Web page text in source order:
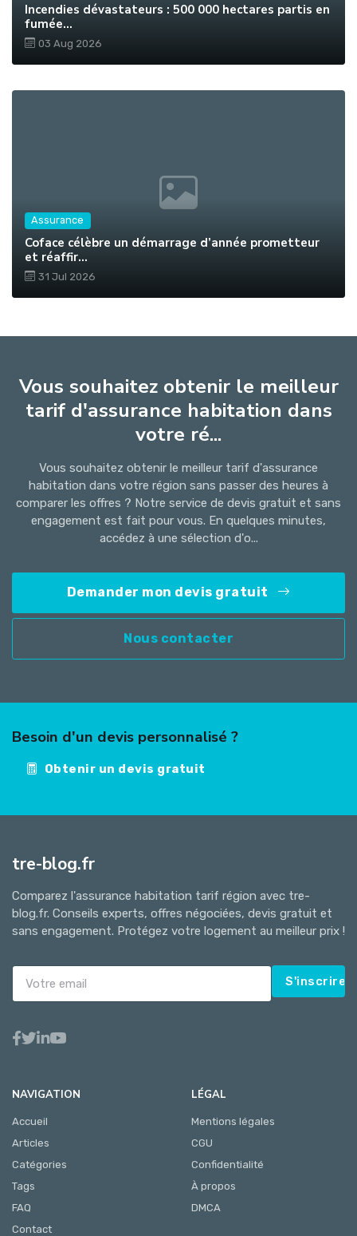
Incendies dévastateurs : 500 000 hectares partis en
fumée...
03 Aug 2026
Assurance
Coface célèbre un démarrage d’année prometteur
et réaffir...
31 Jul 2026
Vous souhaitez obtenir le meilleur
tarif d'assurance habitation dans
votre ré...
Vous souhaitez obtenir le meilleur tarif d'assurance
habitation dans votre région sans passer des heures à
comparer les offres ? Notre service de devis gratuit et sans
engagement est fait pour vous. En quelques minutes,
accédez à une sélection d'o...
Demander mon devis gratuit
Nous contacter
Besoin d'un devis personnalisé ?
Obtenir un devis gratuit
tre-blog.fr
Comparez l'assurance habitation tarif région avec tre-
blog.fr. Conseils experts, offres négociées, devis gratuit et
sans engagement. Protégez votre logement au meilleur prix !
S'inscrire
NAVIGATION
Accueil
Articles
Catégories
Tags
FAQ
Contact
LÉGAL
Mentions légales
CGU
Confidentialité
À propos
DMCA